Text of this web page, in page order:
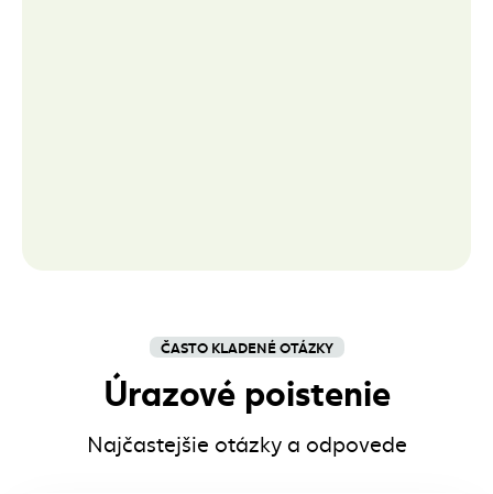
ČASTO KLADENÉ OTÁZKY
Úrazové poistenie
Najčastejšie otázky a odpovede